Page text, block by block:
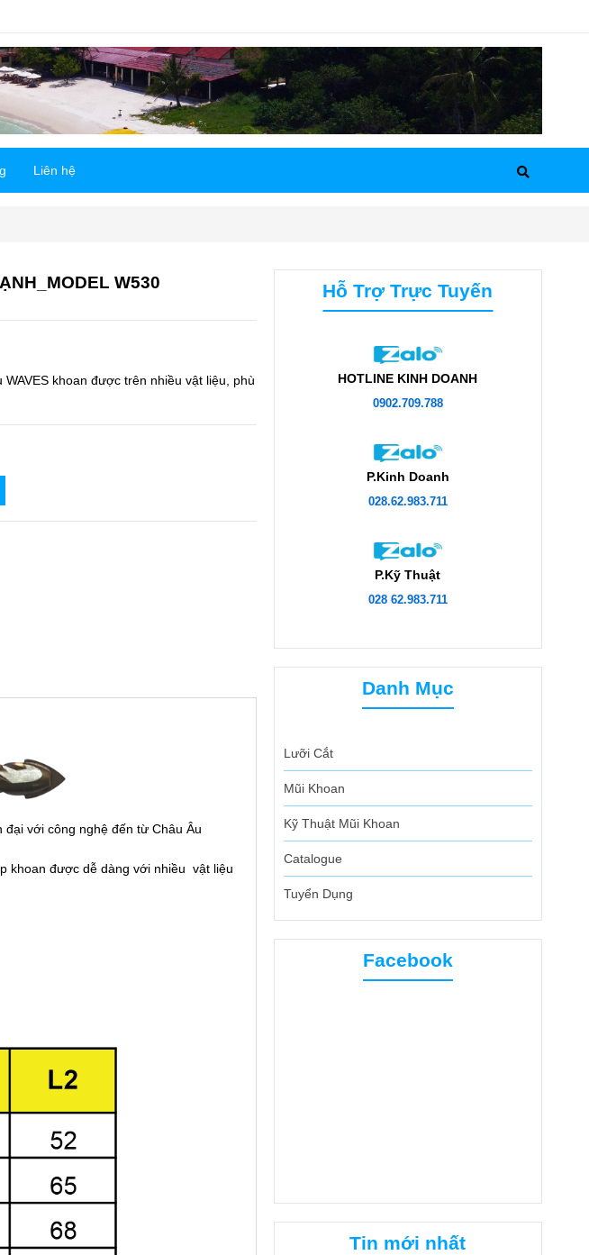
Liên hệ
W530
khoan được trên nhiều vật liệu, phù
với công nghệ đến từ Châu Âu
khoan được dễ dàng với nhiều vật liệu
Hỗ Trợ Trực Tuyến
HOTLINE KINH DOANH
0902.709.788
P.Kinh Doanh
028.62.983.711
P.Kỹ Thuật
028 62.983.711
Danh Mục
Lưỡi Cắt
Mũi Khoan
Kỹ Thuật Mũi Khoan
Catalogue
Tuyển Dụng
Facebook
Tin mới nhất